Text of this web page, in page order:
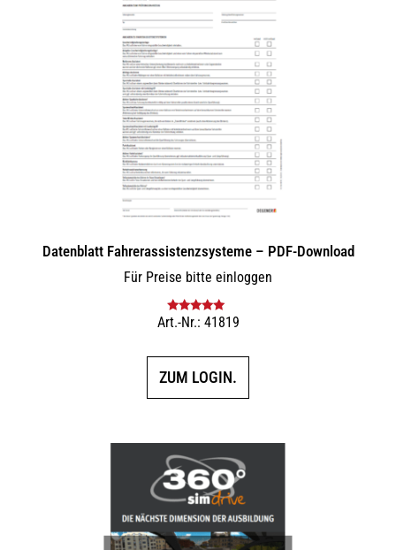
Datenblatt Fahrerassistenzsysteme – PDF-Download
Für Preise bitte einloggen
Bewertet mit
Art.-Nr.: 41819
ZUM LOGIN.